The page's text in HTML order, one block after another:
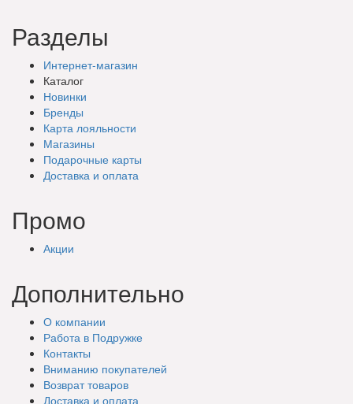
Разделы
Интернет-магазин
Каталог
Новинки
Бренды
Карта лояльности
Магазины
Подарочные карты
Доставка и оплата
Промо
Акции
Дополнительно
О компании
Работа в Подружке
Контакты
Вниманию покупателей
Возврат товаров
Доставка и оплата